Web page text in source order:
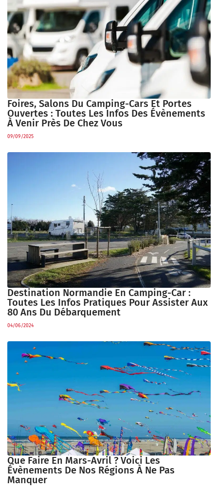
Foires, Salons Du Camping-Cars Et Portes
Ouvertes : Toutes Les Infos Des Évènements
À Venir Près De Chez Vous
09/09/2025
Destination Normandie En Camping-Car :
Toutes Les Infos Pratiques Pour Assister Aux
80 Ans Du Débarquement
04/06/2024
Que Faire En Mars-Avril ? Voici Les
Évènements De Nos Régions À Ne Pas
Manquer